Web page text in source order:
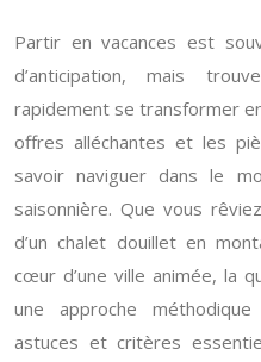
Partir en vacances est
d’anticipation, mais
rapidement se transformer
offres alléchantes et les
savoir naviguer dans le
saisonnière. Que vous
d’un chalet douillet en
cœur d’une ville animée, la
une approche
astuces et critères